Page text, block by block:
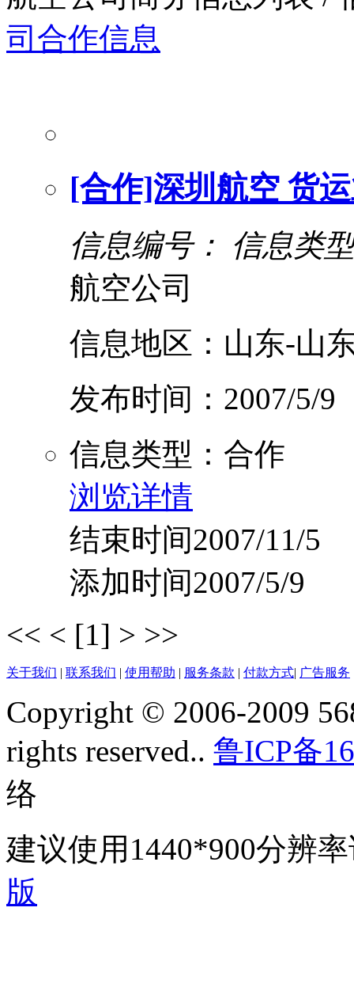
司 合作信息
[合作]深圳航空 货
信息编号： 信息类
航空公司
信息地区：山东-山
发布时间：2007/5/9
信息类型：合作
浏览详情
结束时间2007/11/5
添加时间2007/5/9
<< < [1] > >>
关于我们 | 联系我们 | 使用帮助 | 服务条款 | 付款方式| 广告服务
Copyright © 2006-2009
rights reserved.. 鲁ICP备
络
建议使用1440*900分辨
版